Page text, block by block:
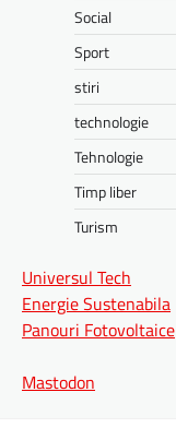
Social
Sport
stiri
technologie
Tehnologie
Timp liber
Turism
Universul Tech
Energie Sustenabila
Panouri Fotovoltaice
Mastodon